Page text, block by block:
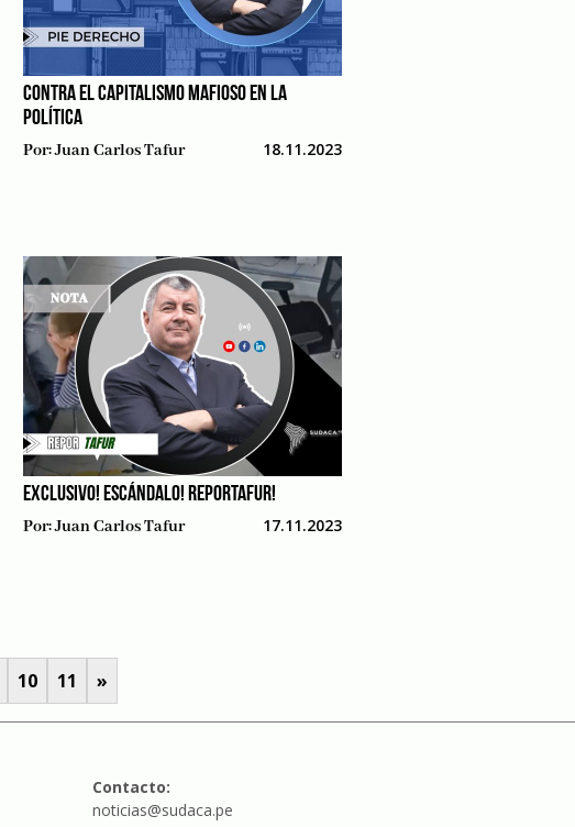
CONTRA EL CAPITALISMO MAFIOSO EN LA
POLÍTICA
Por:Juan Carlos Tafur 18.11.2023
EXCLUSIVO! ESCÁNDALO! REPORTAFUR!
Por:Juan Carlos Tafur 17.11.2023
10 11 »
Contacto:
noticias@sudaca.pe